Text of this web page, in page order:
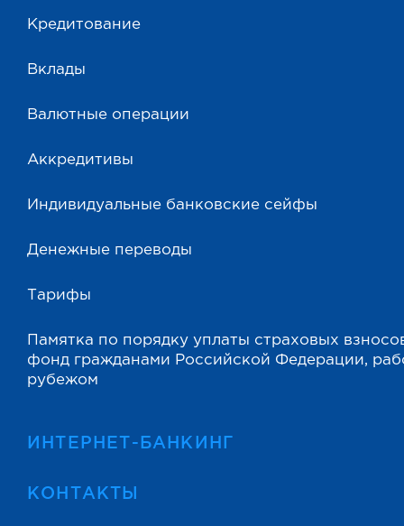
Кредитование
Вклады
Валютные операции
Аккредитивы
Индивидуальные банковские сейфы
Денежные переводы
Тарифы
Памятка по порядку уплаты страховых
фонд гражданами Российской Федерации,
рубежом
ИНТЕРНЕТ-БАНКИНГ
КОНТАКТЫ